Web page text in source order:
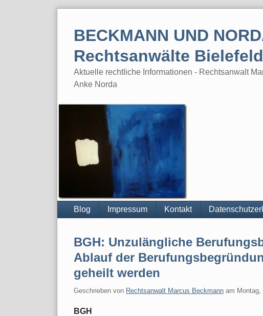
BECKMANN UND
Rechtsanwälte Bielefeld
Aktuelle rechtliche Informationen - Rechtsanwalt
Anke Norda
Blog Impressum Kontakt
BGH: Unzulängliche
Ablauf der
geheilt werden
Geschrieben von Rechtsanwalt Marcus Beckmann am Montag,
BGH